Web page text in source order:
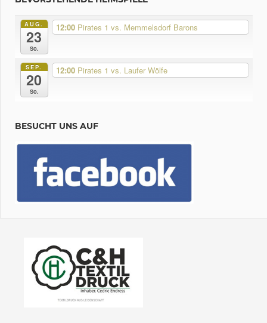
AUG.
23
So.
12:00 Pirates 1 vs. Memmelsdorf Barons
SEP.
20
So.
12:00 Pirates 1 vs. Laufer Wölfe
BESUCHT UNS AUF